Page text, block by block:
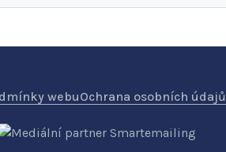
webuOchrana osobních údajů